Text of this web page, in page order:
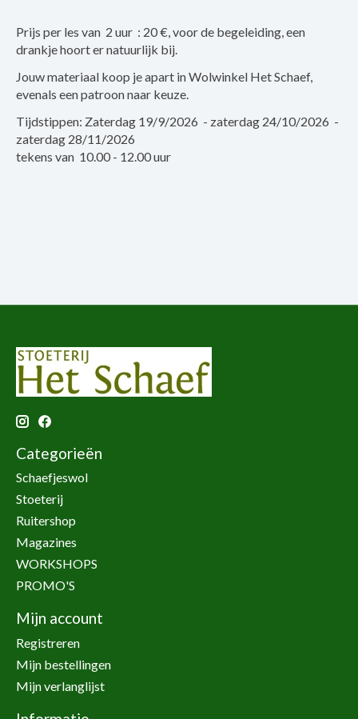
Prijs per les van 2 uur : 20 €, voor de begeleiding, een
drankje hoort er natuurlijk bij.
Jouw materiaal koop je apart in Wolwinkel Het Schaef,
evenals een patroon naar keuze.
Tijdstippen: Zaterdag 19/9/2026 - zaterdag 24/10/2026 -
zaterdag 28/11/2026
tekens van 10.00 - 12.00 uur
Categorieën
Schaefjeswol
Stoeterij
Ruitershop
Magazines
WORKSHOPS
PROMO'S
Mijn account
Registreren
Mijn bestellingen
Mijn verlanglijst